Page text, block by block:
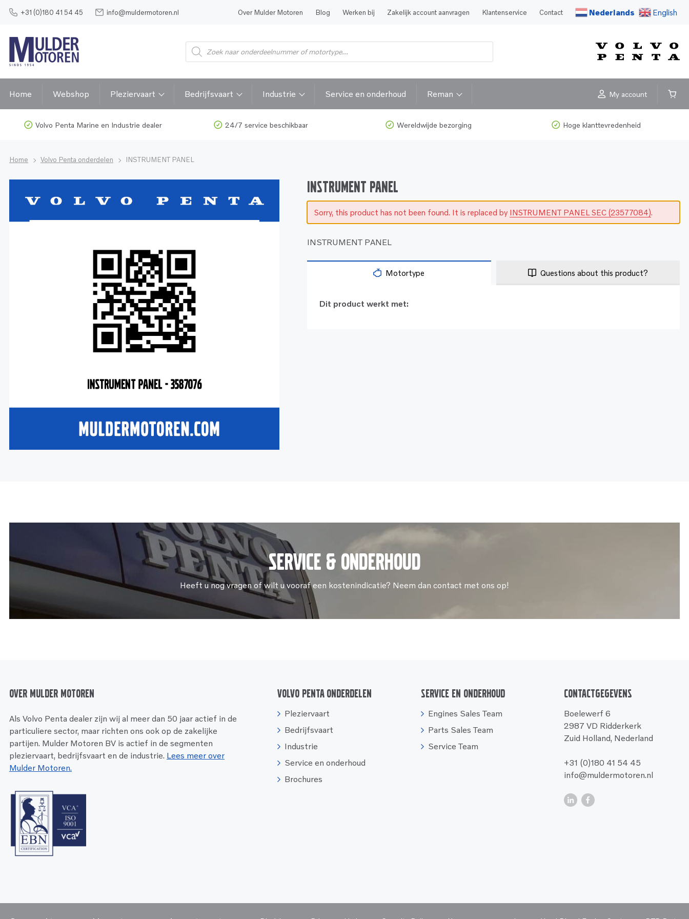
+31 (0)180 41 54 45 info@muldermotoren.nl Over Mulder Motoren Blog Werken bij Zakelijk account aanvragen Klantenservice Contact Nederlands English
Home Webshop Pleziervaart Bedrijfsvaart Industrie Service en onderhoud Reman My account
Volvo Penta Marine en Industrie dealer 24/7 service beschikbaar Wereldwijde bezorging Hoge klanttevredenheid
Home Volvo Penta onderdelen INSTRUMENT PANEL
INSTRUMENT PANEL
Sorry, this product has not been found. It is replaced by INSTRUMENT PANEL SEC (23577084).
INSTRUMENT PANEL
Motortype Questions about this product?
Dit product werkt met:
Service & onderhoud
Heeft u nog vragen of wilt u vooraf een kostenindicatie? Neem dan contact met ons op!
Over Mulder Motoren
Als Volvo Penta dealer zijn wij al meer dan 50 jaar actief in de
particuliere sector, maar richten ons ook op de zakelijke
partijen. Mulder Motoren BV is actief in de segmenten
pleziervaart, bedrijfsvaart en de industrie. Lees meer over
Mulder Motoren.
Volvo Penta onderdelen
Pleziervaart
Bedrijfsvaart
Industrie
Service en onderhoud
Brochures
Service en onderhoud
Engines Sales Team
Parts Sales Team
Service Team
Contactgegevens
Boelewerf 6
2987 VD Ridderkerk
Zuid Holland, Nederland
+31 (0)180 41 54 45
info@muldermotoren.nl